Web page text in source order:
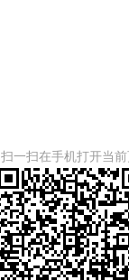
扫一扫在手机打开当前